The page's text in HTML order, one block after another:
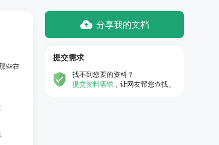
些在
分享我的文档
提交需求
找不到您要的资料？
提交资料需求 ，让网友帮您查找。